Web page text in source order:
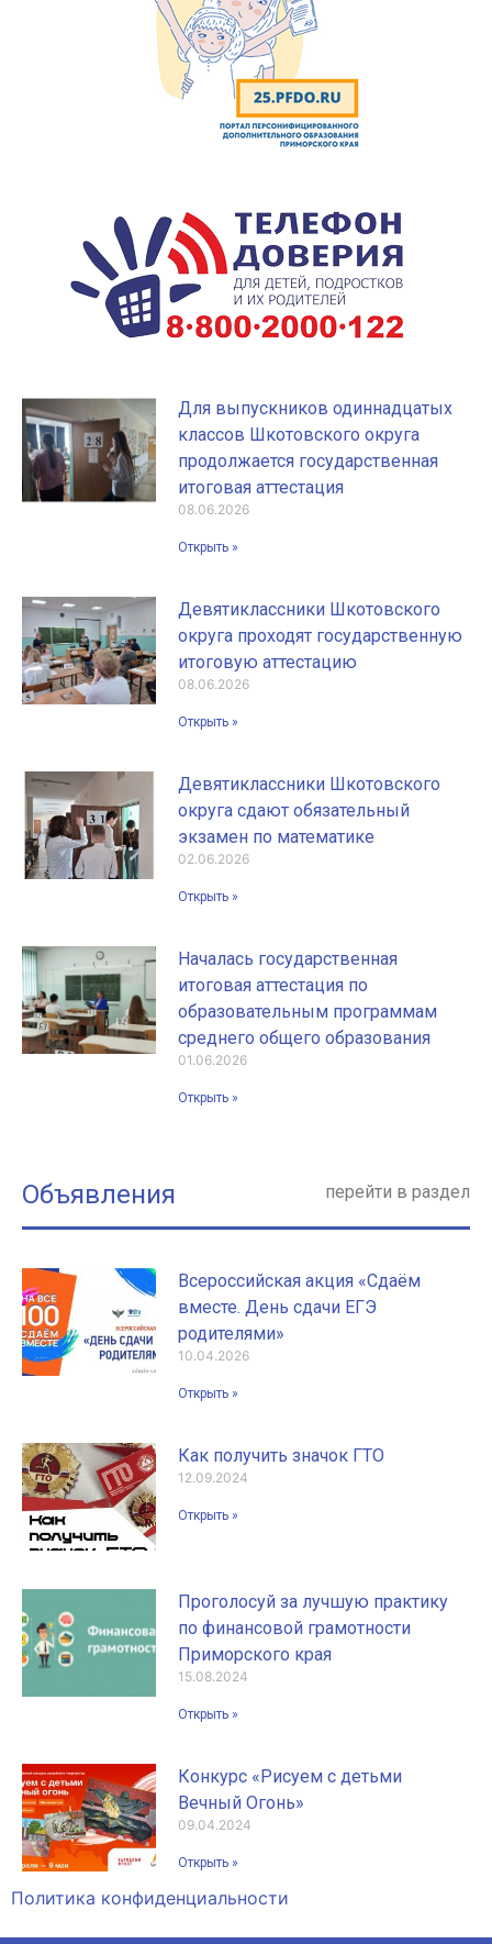
Для выпускников одиннадцатых
классов Шкотовского округа
продолжается государственная
итоговая аттестация
08.06.2026
Открыть »
Девятиклассники Шкотовского
округа проходят государственную
итоговую аттестацию
08.06.2026
Открыть »
Девятиклассники Шкотовского
округа сдают обязательный
экзамен по математике
02.06.2026
Открыть »
Началась государственная
итоговая аттестация по
образовательным программам
среднего общего образования
01.06.2026
Открыть »
Объявления перейти в раздел
Всероссийская акция «Сдаём
вместе. День сдачи ЕГЭ
родителями»
10.04.2026
Открыть »
Как получить значок ГТО
12.09.2024
Открыть »
Проголосуй за лучшую практику
по финансовой грамотности
Приморского края
15.08.2024
Открыть »
Конкурс «Рисуем с детьми
Вечный Огонь»
09.04.2024
Открыть »
Политика конфиденциальности